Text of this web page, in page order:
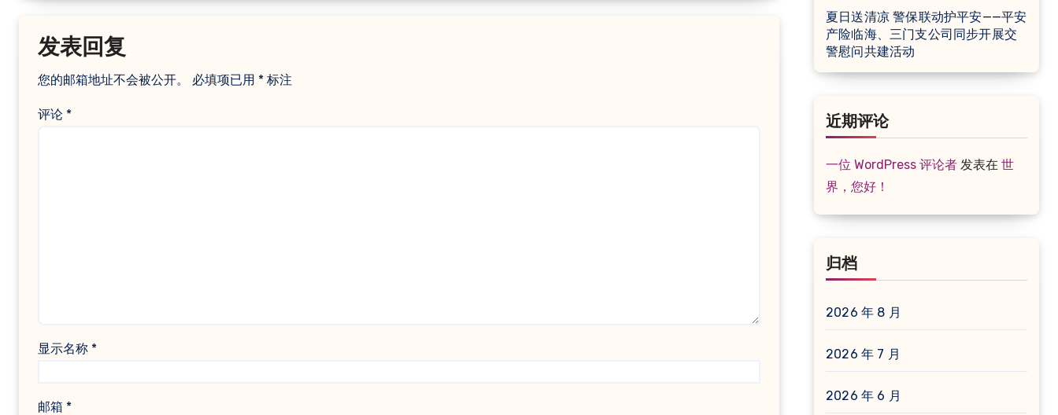
发表回复
您的邮箱地址不会被公开。 必填项已用 * 标注
评论 *
显示名称 *
邮箱 *
夏日送清凉 警保联动护平安——平安
产险临海、三门支公司同步开展交
警慰问共建活动
近期评论
一位 WordPress 评论者 发表在 世
界，您好！
归档
2026 年 8 月
2026 年 7 月
2026 年 6 月